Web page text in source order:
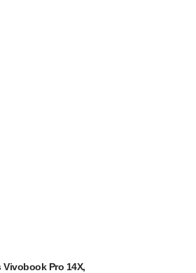
Vivobook Pro 14X